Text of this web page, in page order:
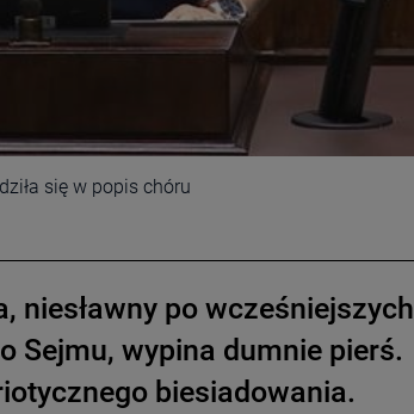
się w popis chóru
niesławny po wcześniejszych
Sejmu, wypina dumnie pierś.
biesiadowania.